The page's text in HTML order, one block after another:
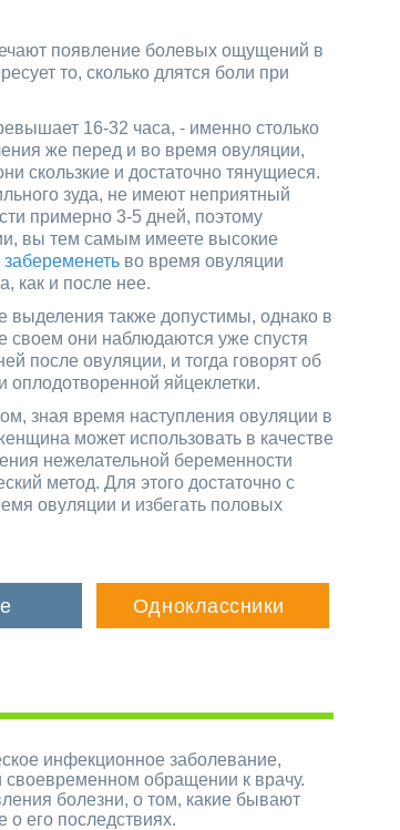
появление болевых ощущений в
то, сколько длятся боли при
16-32 часа, - именно столько
же перед и во время овуляции,
скользкие и достаточно тянущиеся.
зуда, не имеют неприятный
примерно 3-5 дней, поэтому
вы тем самым имеете высокие
забеременеть во время овуляции
как и после нее.
выделения также допустимы, однако в
своем они наблюдаются уже спустя
после овуляции, и тогда говорят об
оплодотворенной яйцеклетки.
зная время наступления овуляции в
может использовать в качестве
нежелательной беременности
метод. Для этого достаточно с
овуляции и избегать половых
инфекционное заболевание,
своевременном обращении к врачу.
болезни, о том, какие бывают
о его последствиях.